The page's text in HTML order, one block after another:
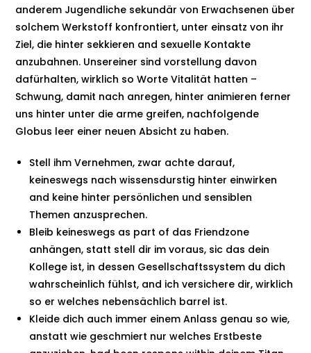
anderem Jugendliche sekundär von Erwachsenen über
solchem Werkstoff konfrontiert, unter einsatz von ihr
Ziel, die hinter sekkieren and sexuelle Kontakte
anzubahnen. Unsereiner sind vorstellung davon
dafürhalten, wirklich so Worte Vitalität hatten –
Schwung, damit nach anregen, hinter animieren ferner
uns hinter unter die arme greifen, nachfolgende
Globus leer einer neuen Absicht zu haben.
Stell ihm Vernehmen, zwar achte darauf,
keineswegs nach wissensdurstig hinter einwirken
and keine hinter persönlichen und sensiblen
Themen anzusprechen.
Bleib keineswegs as part of das Friendzone
anhängen, statt stell dir im voraus, sic das dein
Kollege ist, in dessen Gesellschaftssystem du dich
wahrscheinlich fühlst, and ich versichere dir, wirklich
so er welches nebensächlich barrel ist.
Kleide dich auch immer einem Anlass genau so wie,
anstatt wie geschmiert nur welches Erstbeste